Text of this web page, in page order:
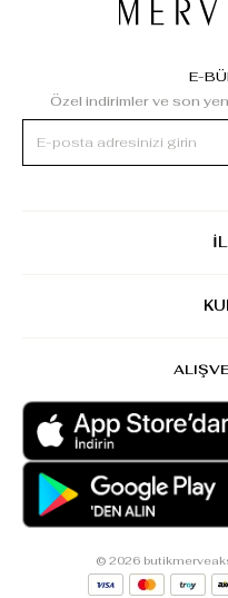
E-
Özel indirimler ve son
© 2026